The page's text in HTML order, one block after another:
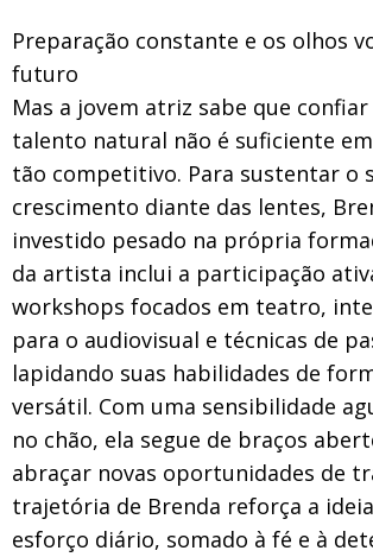
Preparação constante e os olhos
futuro
Mas a jovem atriz sabe que
talento natural não é suficiente
tão competitivo. Para sustentar o
crescimento diante das lentes,
investido pesado na própria
da artista inclui a participação
workshops focados em teatro,
para o audiovisual e técnicas de
lapidando suas habilidades de
versátil. Com uma sensibilidade
no chão, ela segue de braços
abraçar novas oportunidades de
trajetória de Brenda reforça a
esforço diário, somado à fé e à